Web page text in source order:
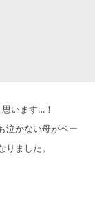
います…！
泣かない母がベー
ました。